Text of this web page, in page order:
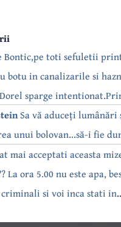
Bontic,pe toti sefuletii
botu in canalizarile si
sparge
as intreba o si pe
Sa vă aduceți lumânări
unui bolovan...să-i fie
mai acceptati aceasta
La ora 5.00 nu este apa,
si voi inca stati in